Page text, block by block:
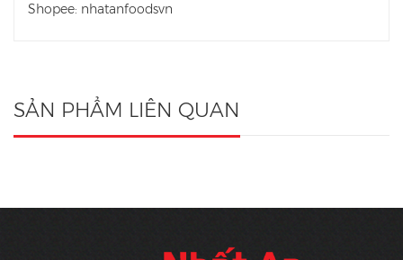
Shopee: nhatanfoodsvn
SẢN PHẨM LIÊN QUAN